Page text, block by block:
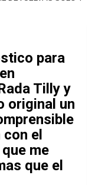
para
Tilly y
original un
con el
me
que el